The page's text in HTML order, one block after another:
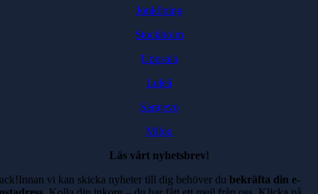
Jönköping
Stockholm
Uppsala
Luleå
Sarajevo
Milou
Läs vårt nyhetsbrev!
vi kan skicka nyheter till dig behöver dubekräfta din e-